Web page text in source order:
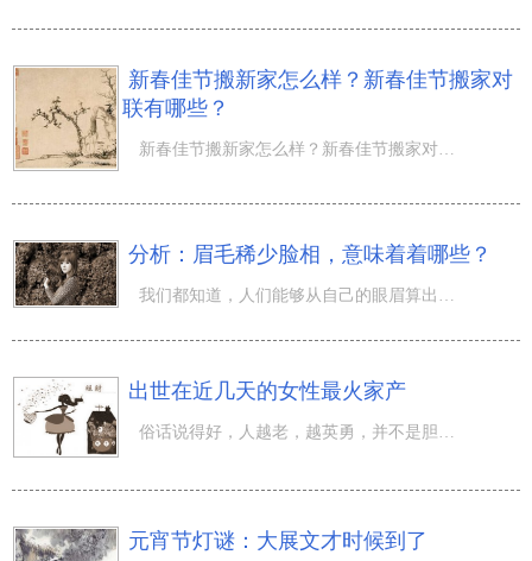
新春佳节搬新家怎么样？新春佳节搬家对
联有哪些？
新春佳节搬新家怎么样？新春佳节搬家对联有哪些？春节贴春联在民俗规模性时兴于宋朝，在明朝的情况下刚开始
分析：眉毛稀少脸相，意味着着哪些？
我们都知道，人们能够从自己的眼眉算出自己拥有如何的脾性，进而危害了性情、婚姻生活、工作这些。那么，假
出世在近几天的女性最火家产
俗话说得好，人越老，越英勇，并不是胆量增大了，只是亲身经历的多了，也可以越来越更坦然，而坦然之士必然
元宵节灯谜：大展文才时候到了